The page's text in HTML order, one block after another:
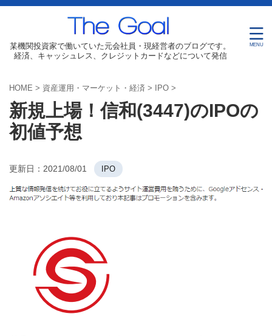
某機関投資家で働いていた元会社員・現経営者のブログです。
経済、キャッシュレス、クレジットカードなどについて発信
HOME > 資産運用・マーケット・経済 > IPO >
新規上場！信和(3447)のIPOの
初値予想
更新日： 2021/08/01 IPO